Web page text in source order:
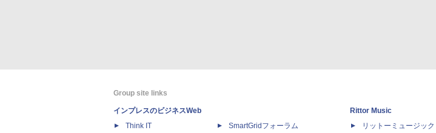
Group site links
インプレスのビジネスWeb
Think IT
SmartGridフォーラム
Rittor Music
リットーミュージック